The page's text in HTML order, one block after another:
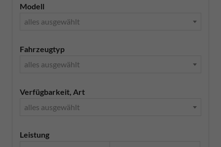
Modell
alles ausgewählt
Fahrzeugtyp
alles ausgewählt
Verfügbarkeit, Art
alles ausgewählt
Leistung